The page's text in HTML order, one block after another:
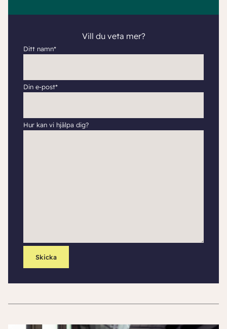
Vill du veta mer?
Ditt namn*
Din e-post*
Hur kan vi hjälpa dig?